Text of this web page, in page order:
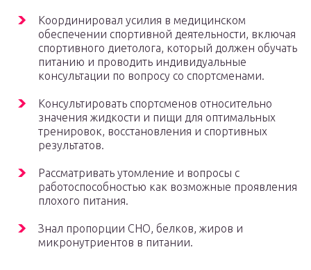
Координировал усилия в медицинском
обеспечении спортивной деятельности, включая
спортивного диетолога, который должен обучать
питанию и проводить индивидуальные
консультации по вопросу со спортсменами.
Консультировать спортсменов относительно
значения жидкости и пищи для оптимальных
тренировок, восстановления и спортивных
результатов.
Рассматривать утомление и вопросы с
работоспособностью как возможные проявления
плохого питания.
Знал пропорции СНО, белков, жиров и
микронутриентов в питании.